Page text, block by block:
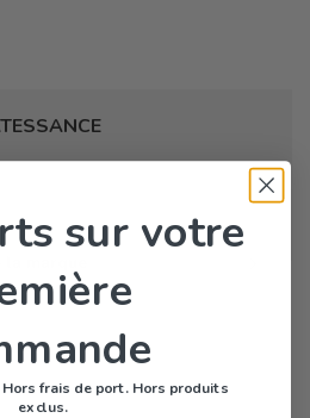
sur votre
frais de port. Hors produits
exclus.